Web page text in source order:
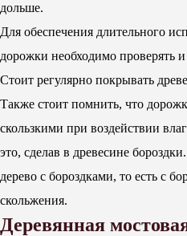
дольше.
Для обеспечения длительного
дорожки необходимо проверять
Стоит регулярно покрывать
Также стоит помнить, что
скользкими при воздействии
это, сделав в древесине
дерево с бороздками, то есть с
скольжения.
Деревянная